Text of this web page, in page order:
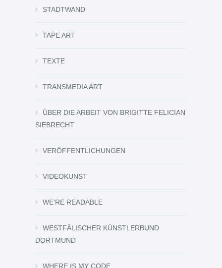
STADTWAND
TAPE ART
TEXTE
TRANSMEDIA ART
ÜBER DIE ARBEIT VON BRIGITTE FELICIAN
SIEBRECHT
VERÖFFENTLICHUNGEN
VIDEOKUNST
WE'RE READABLE
WESTFÄLISCHER KÜNSTLERBUND
DORTMUND
WHERE IS MY CODE